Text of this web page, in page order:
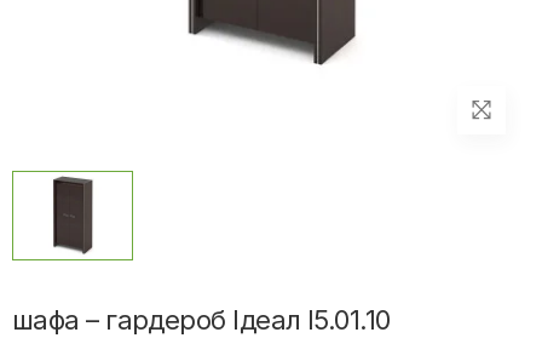
шафа – гардероб Ідеал I5.01.10